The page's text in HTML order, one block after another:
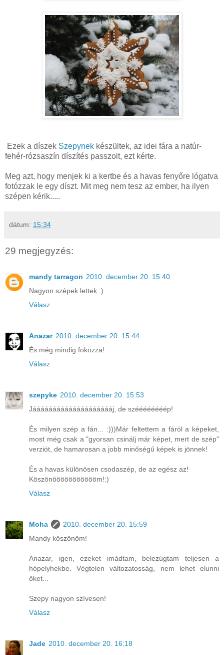
Ezek a díszek Szepynek készültek, az idei fára a natúr-
fehér-rózsaszín díszítés passzolt, ezt kérte.
Meg azt, hogy menjek ki a kertbe és a havas fenyőre lógatva
fotózzak le egy díszt. Mit meg nem tesz az ember, ha ilyen
szépen kérik.....
dátum: 15:34
29 megjegyzés:
mandy tarragon 2010. december 20. 15:40
Nagyon szépek lettek :)
Válasz
Anazar 2010. december 20. 15:44
És még mindig fokozza!
Válasz
szepyke 2010. december 20. 15:53
Jááááááááááááááááááááj, de széééééééép!
És milyen szép a fán... :)))Már feltettem a fáról a képeket,
most még csak a "gyorsan csinálj már képet, mert de szép"
verziót, de hamarosan a jobb minőségű képek is jönnek!
És a havas különösen csodaszép, de az egész az!
Köszönöööööööööööm!:)
Válasz
Moha
2010. december 20. 15:59
Mandy köszönöm!
Anazar, igen, ezeket imádtam, belezúgtam teljesen a
hópelyhekbe. Végtelen változatosság, nem lehet elunni
őket...
Szepy nagyon szívesen!
Válasz
Jade 2010. december 20. 16:18